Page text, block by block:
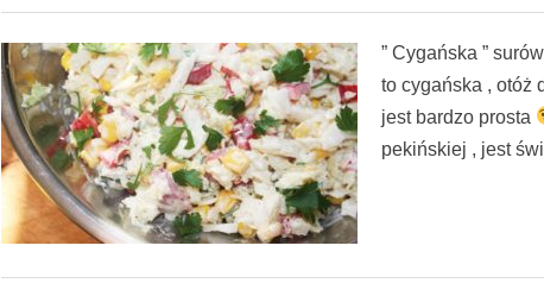
” Cygańska ”
to cygańska , otóż
jest bardzo prosta
pekińskiej , jest